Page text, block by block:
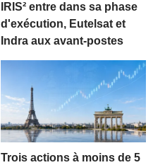
IRIS² entre dans sa phase
d'exécution, Eutelsat et
Indra aux avant-postes
Trois actions à moins de 5